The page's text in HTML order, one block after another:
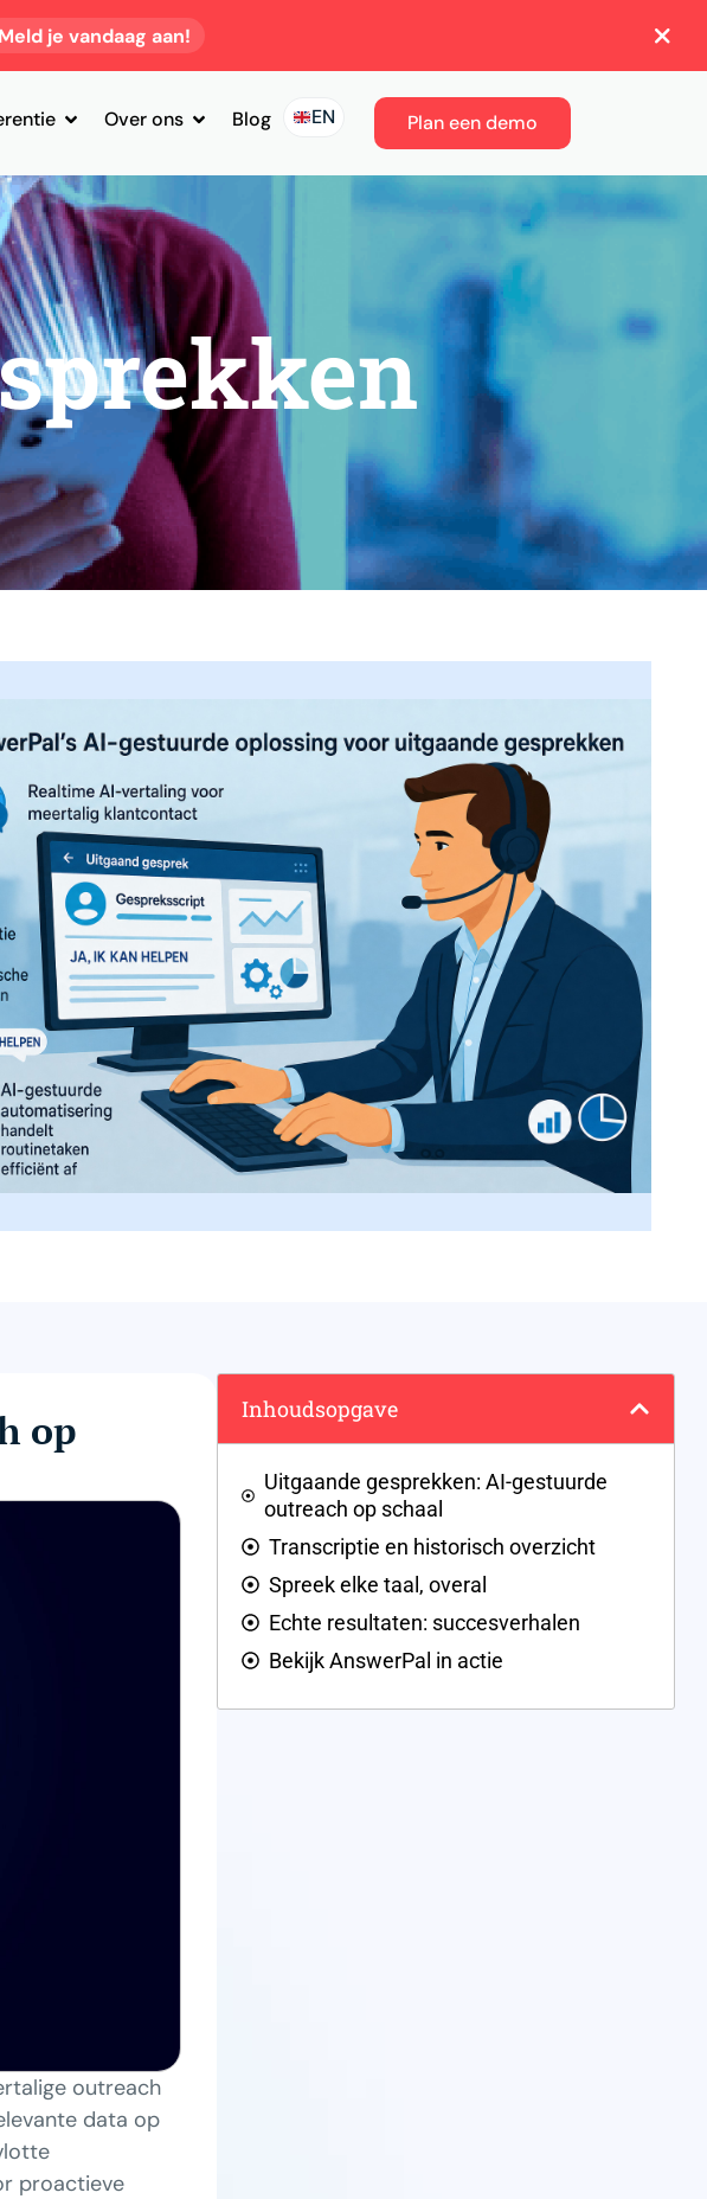
Meld je vandaag aan!
Over ons Blog EN Plan een demo
op
outreach
data op
proactieve
Inhoudsopgave
Uitgaande gesprekken: AI-gestuurde
outreach op schaal
Transcriptie en historisch overzicht
Spreek elke taal, overal
Echte resultaten: succesverhalen
Bekijk AnswerPal in actie